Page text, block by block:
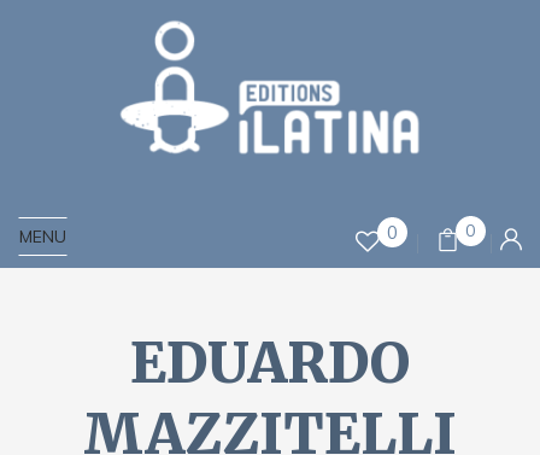
MENU 0 0
EDUARDO
MAZZITELLI